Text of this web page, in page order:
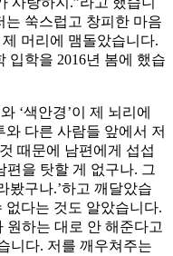
는 쑥스럽고 창피한 마음
머리에 맴돌았습니다.
입학을 2016년 봄에 했습
‘색안경’이 제 뇌리에
다른 사람들 앞에서 저
때문에 남편에게 섭섭
편을 탓할 게 없구나. 그
봤구나.’하고 깨달았습
없다는 것도 알았습니다.
원하는 대로 안 해준다고
니다. 저를 깨우쳐주는